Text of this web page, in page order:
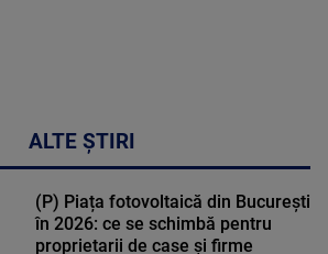
ALTE ȘTIRI
(P) Piața fotovoltaică din București
în 2026: ce se schimbă pentru
proprietarii de case și firme